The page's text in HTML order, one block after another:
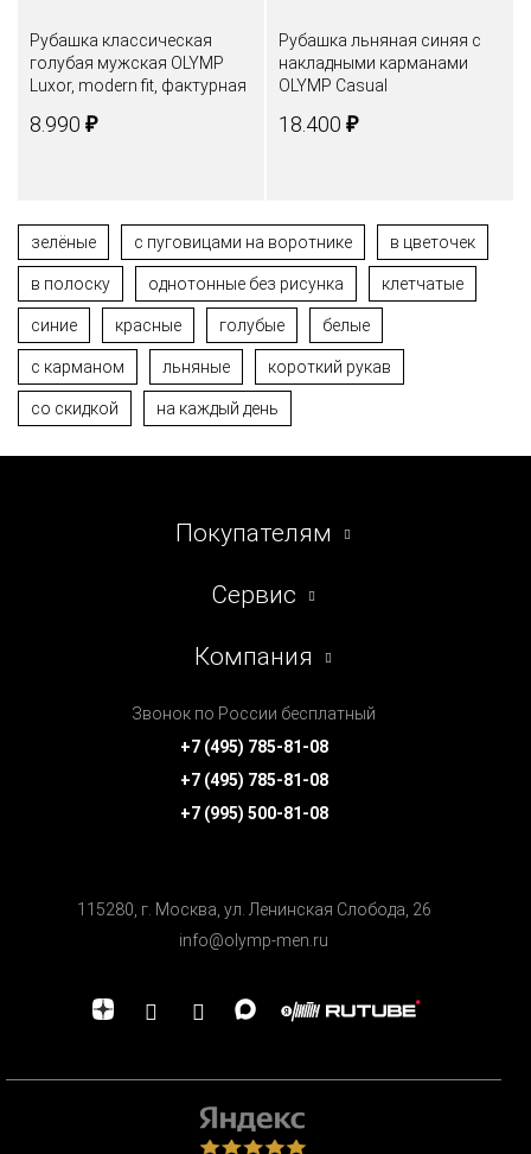
Рубашка классическая
голубая мужская OLYMP
Luxor, modern fit, фактурная
8.990 ₽
Рубашка льняная синяя с
накладными карманами
OLYMP Casual
18.400 ₽
зелёные с пуговицами на воротнике в цветочек
в полоску однотонные без рисунка клетчатые
синие красные голубые белые
с карманом льняные короткий рукав
со скидкой на каждый день
Покупателям
Сервис
Компания
Звонок по России бесплатный
+7 (495) 785-81-08
+7 (495) 785-81-08
+7 (995) 500-81-08
115280, г. Москва, ул. Ленинская Cлобода, 26
info@olymp-men.ru